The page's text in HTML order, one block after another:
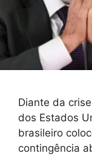
Diante da
dos Estados
brasileiro
contingência